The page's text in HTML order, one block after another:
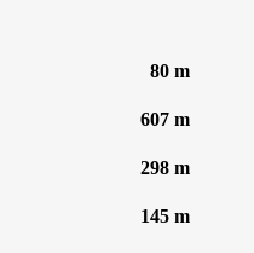
80 m
607 m
298 m
145 m